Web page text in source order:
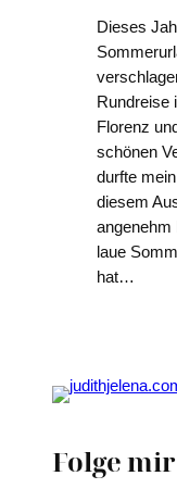
Dieses
Rundreise
Florenz
schönen
durfte
diesem
angenehm
laue
hat…
Folge